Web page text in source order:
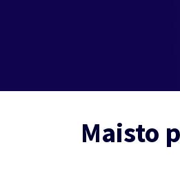
Maisto